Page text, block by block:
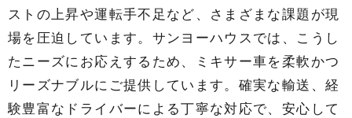
ストの上昇や運転手不足など、さまざまな課題が現
場を圧迫しています。サンヨーハウスでは、こうし
たニーズにお応えするため、ミキサー車を柔軟かつ
リーズナブルにご提供しています。確実な輸送、経
験豊富なドライバーによる丁寧な対応で、安心して